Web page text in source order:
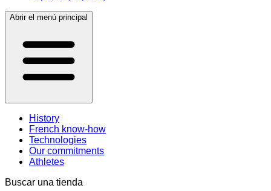
Abrir el menú principal
History
French know-how
Technologies
Our commitments
Athletes
Buscar una tienda